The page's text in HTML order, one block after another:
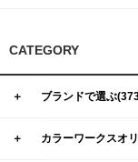
CATEGORY
＋ ブランドで選ぶ
＋ カラーワークスオ